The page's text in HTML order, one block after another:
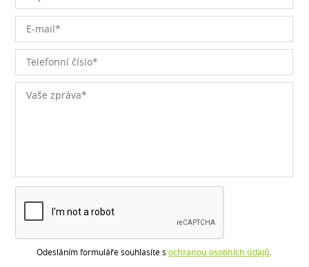
Odesláním formuláře souhlasíte s ochranou osobních údajů